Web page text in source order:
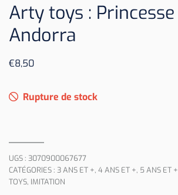
Arty toys : Princesse
Andorra
€8,50
Rupture de stock
UGS : 3070900067677
CATÉGORIES : 3 ANS ET +, 4 ANS ET +, 5 ANS ET +
TOYS, IMITATION